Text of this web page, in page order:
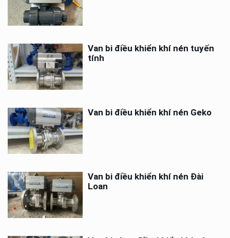
Van bi điều khiển khí nén tuyến
tính
Van bi điều khiển khí nén Geko
Van bi điều khiển khí nén Đài
Loan